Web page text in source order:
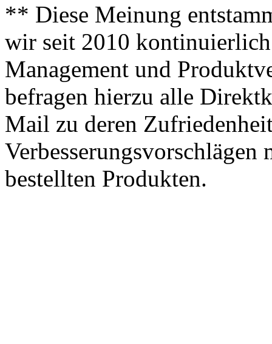
** Diese Meinung
wir seit 2010
Management und
befragen hierzu alle
Mail zu deren
bestellten Produkten.